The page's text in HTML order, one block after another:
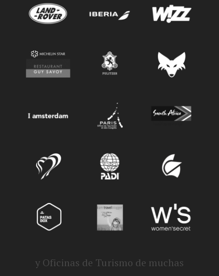
y Oficinas de Turismo de muchas